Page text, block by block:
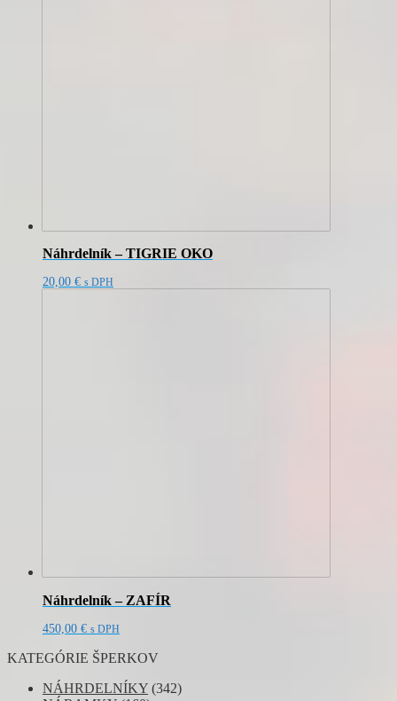
Náhrdelník – TIGRIE OKO
20,00 € s DPH
Náhrdelník – ZAFÍR
450,00 € s DPH
KATEGÓRIE ŠPERKOV
NÁHRDELNÍKY (342)